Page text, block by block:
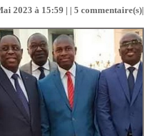
2023 à 15:59 | | 5 commentaire(s)|